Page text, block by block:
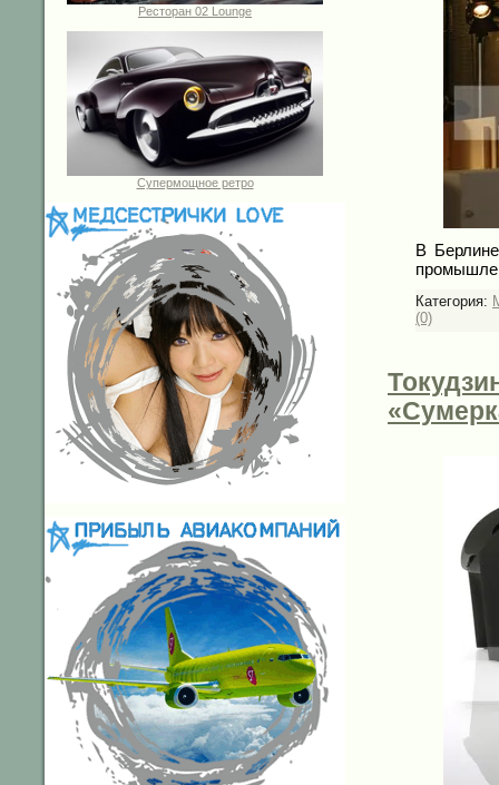
Ресторан 02 Lounge
Супермощное ретро
В
Категория:
(0)